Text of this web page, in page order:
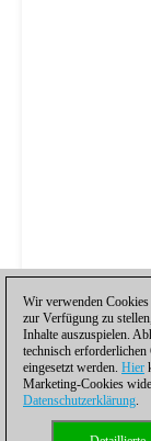
Wir verwenden
zur Verfügung zu
Inhalte auszuspielen.
technisch
eingesetzt werden. Hier
Marketing-Cookies
Datenschutzerklärung.